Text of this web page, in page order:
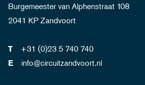
Burgemeester van Alphenstraat 108
2041 KP Zandvoort
T +31 (0)23 5 740 740
E info@circuitzandvoort.nl